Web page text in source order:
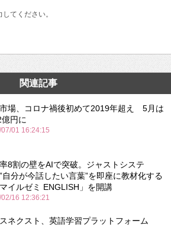
てください。
関連記事
場、コロナ禍後初めて2019年超え 5月は
円に
01 16:24:15
8割の壁をAIで突破。ジャストシステ
自分が今話したい言葉”を即座に教材化する
マイルゼミ ENGLISH」を開講
16 12:36:21
ネクスト、英語学習プラットフォーム